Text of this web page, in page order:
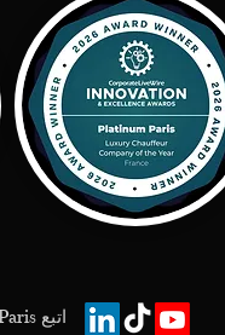
اتبع Platinum Paris